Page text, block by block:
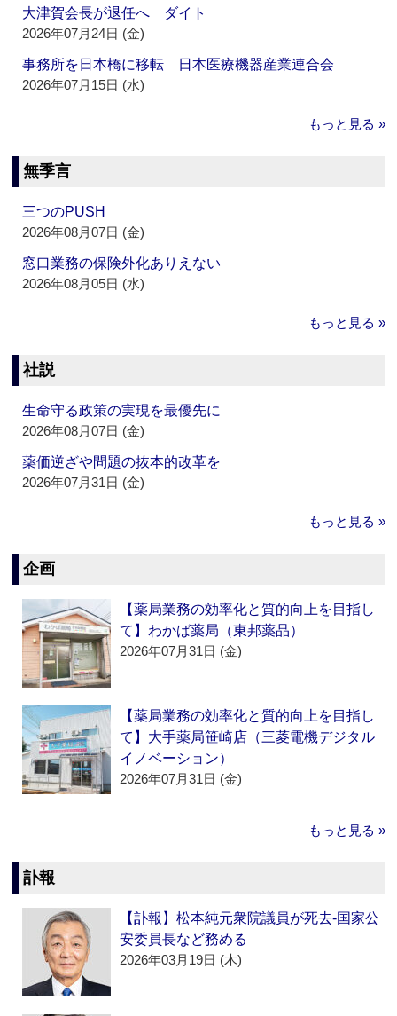
大津賀会長が退任へ ダイト
2026年07月24日 (金)
事務所を日本橋に移転 日本医療機器産業連合会
2026年07月15日 (水)
もっと見る »
無季言
三つのPUSH
2026年08月07日 (金)
窓口業務の保険外化ありえない
2026年08月05日 (水)
もっと見る »
社説
生命守る政策の実現を最優先に
2026年08月07日 (金)
薬価逆ざや問題の抜本的改革を
2026年07月31日 (金)
もっと見る »
企画
【薬局業務の効率化と質的向上を目指し
て】わかば薬局（東邦薬品）
2026年07月31日 (金)
【薬局業務の効率化と質的向上を目指し
て】大手薬局笹崎店（三菱電機デジタル
イノベーション）
2026年07月31日 (金)
もっと見る »
訃報
【訃報】松本純元衆院議員が死去‐国家公
安委員長など務める
2026年03月19日 (木)